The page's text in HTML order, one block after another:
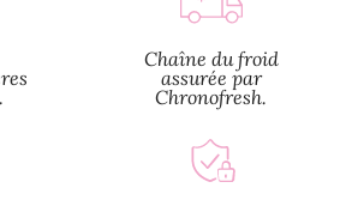
Chaîne du froid
assurée par
Chronofresh.